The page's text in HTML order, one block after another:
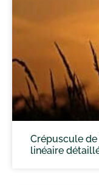
Crépuscule
linéaire